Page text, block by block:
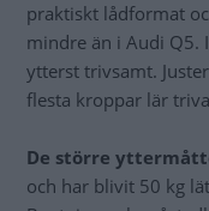
praktiskt lådformat
mindre än i Audi Q5.
ytterst trivsamt.
flesta kroppar lär
De större
och har blivit 50 kg